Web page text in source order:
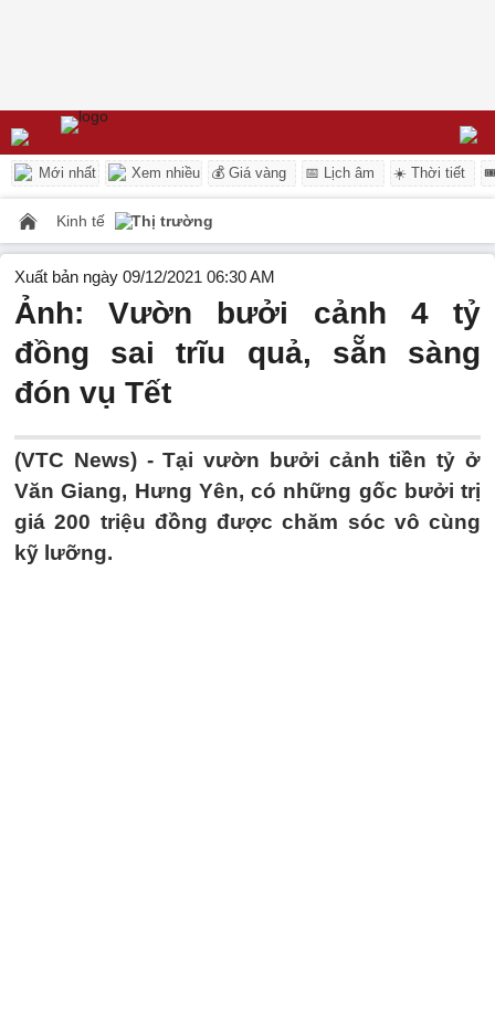
Mới nhất Xem nhiều 💰 Giá vàng 📅 Lịch âm ☀️ Thời tiết
Kinh tế Thị trường
Xuất bản ngày 09/12/2021 06:30 AM
Ảnh: Vườn bưởi cảnh 4 tỷ
đồng sai trĩu quả, sẵn sàng
đón vụ Tết
(VTC News) -Tại vườn bưởi cảnh tiền tỷ ở
Văn Giang, Hưng Yên, có những gốc bưởi trị
giá 200 triệu đồng được chăm sóc vô cùng
kỹ lưỡng.